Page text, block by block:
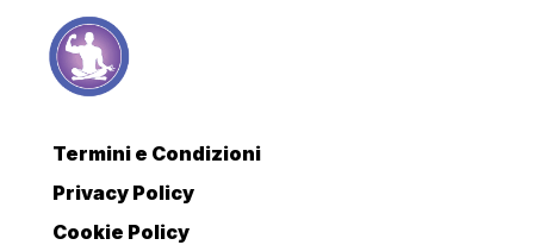
Termini e Condizioni
Privacy Policy
Cookie Policy